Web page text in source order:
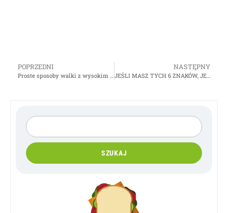
SZUKAJ
POPRZEDNI
Proste sposoby walki z wysokim poziomem cholesterolu
NASTĘPNY
JEŚLI MASZ TYCH 6 ZNAKÓW, JESZ ZA DUŻO CUKRU!